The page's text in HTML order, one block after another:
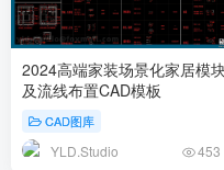
2024高端家装场景化家居模
及流线布置CAD模板
CAD图库
YLD.Studio 453